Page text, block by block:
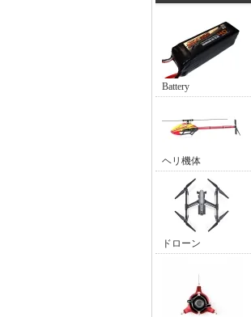
Battery
ヘリ機体
ドローン